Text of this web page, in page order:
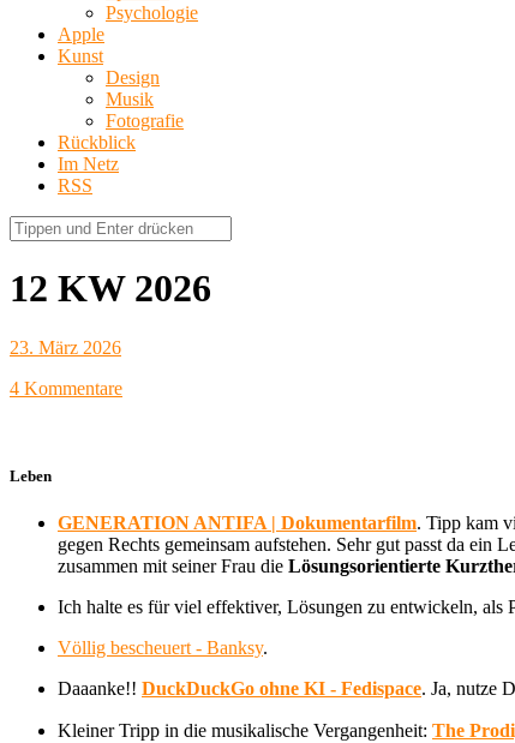
Psychologie
Apple
Kunst
Design
Musik
Fotografie
Rückblick
Im Netz
RSS
12 KW 2026
23. März 2026
4 Kommentare
Leben
GENERATION ANTIFA | Dokumentarfilm. Tipp kam
gegen Rechts gemeinsam aufstehen. Sehr gut passt da ein
zusammen mit seiner Frau die Lösungsorientierte
Ich halte es für viel effektiver, Lösungen zu entwickeln, als
Völlig bescheuert - Banksy.
Daaanke!! DuckDuckGo ohne KI - Fedispace. Ja, nutze
Kleiner Tripp in die musikalische Vergangenheit: The